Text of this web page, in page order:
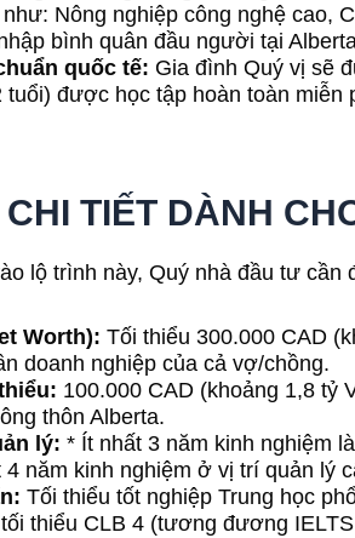
Nông nghiệp công nghệ cao,
bình quân đầu người tại
quốc tế: Gia đình Quý vị sẽ
được học tập hoàn toàn
TIẾT DÀNH
lộ trình này, Quý nhà đầu tư
Worth): Tối thiểu 300.000 CAD
doanh nghiệp của cả vợ/chồng.
100.000 CAD (khoảng 1,8 tỷ
thôn Alberta.
lý: * Ít nhất 3 năm kinh nghiệm
4 năm kinh nghiệm ở vị trí quản lý
Tối thiểu tốt nghiệp Trung học
thiểu CLB 4 (tương đương